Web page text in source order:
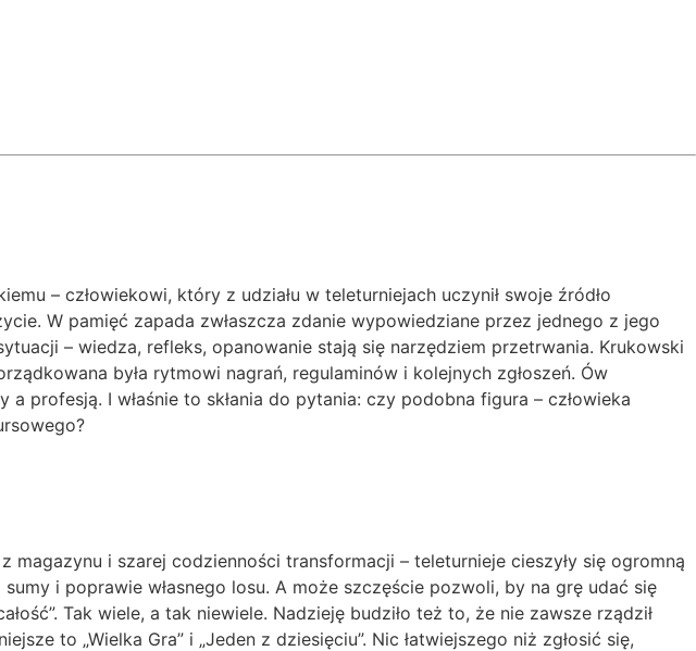
– człowiekowi, który z udziału w teleturniejach uczynił swoje źródło
W pamięć zapada zwłaszcza zdanie wypowiedziane przez jednego z jego
– wiedza, refleks, opanowanie stają się narzędziem przetrwania. Krukowski
była rytmowi nagrań, regulaminów i kolejnych zgłoszeń. Ów
profesją. I właśnie to skłania do pytania: czy podobna figura – człowieka
i szarej codzienności transformacji – teleturnieje cieszyły się ogromną
i poprawie własnego losu. A może szczęście pozwoli, by na grę udać się
Tak wiele, a tak niewiele. Nadzieję budziło też to, że nie zawsze rządził
to „Wielka Gra” i „Jeden z dziesięciu”. Nic łatwiejszego niż zgłosić się,